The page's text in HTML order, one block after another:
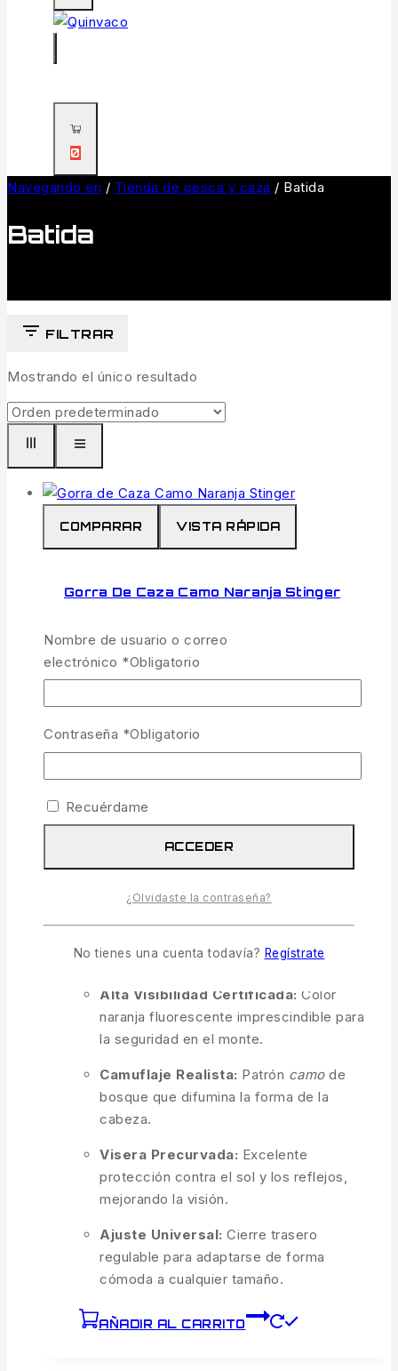
0
Navegando en / Tienda de pesca y caza / Batida
Batida
FILTRAR
Mostrando el único resultado
COMPARAR VISTA RÁPIDA
Gorra De Caza Camo Naranja Stinger
1 disponibles
en el monte con un diseño técnico y funcional.
Diseñada en un llamativo colornaranja de
alta visibilidadcon un patrón de camuflaje
de ramas y hojas, te garantiza ser visto al
instante por otros cazadores en batidas y
monterías, cumpliendo con las normativas de
seguridad, mientras rompe tu silueta ante las
piezas de caza. Fabricada con materiales
espera o rececho.
Alta Visibilidad Certificada: Color
naranja fluorescente imprescindible para
la seguridad en el monte.
Camuflaje Realista: Patrón camode
bosque que difumina la forma de la
cabeza.
Visera Precurvada: Excelente
protección contra el sol y los reflejos,
mejorando la visión.
Ajuste Universal: Cierre trasero
regulable para adaptarse de forma
cómoda a cualquier tamaño.
AÑADIR AL CARRITO
Nombre de usuario o correo
electrónico *Obligatorio
Contraseña *Obligatorio
Recuérdame
ACCEDER
¿Olvidaste la contraseña?
No tienes una cuenta todavía? Regístrate